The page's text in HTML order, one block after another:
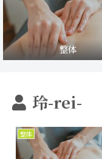
整体
玲-rei-
整体